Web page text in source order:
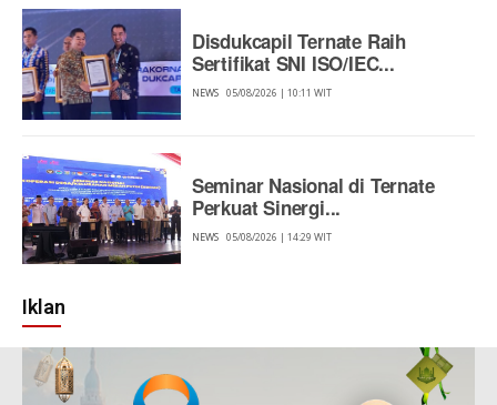
Disdukcapil Ternate Raih
Sertifikat SNI ISO/IEC...
NEWS 05/08/2026 | 10:11 WIT
Seminar Nasional di Ternate
Perkuat Sinergi...
NEWS 05/08/2026 | 14:29 WIT
Iklan